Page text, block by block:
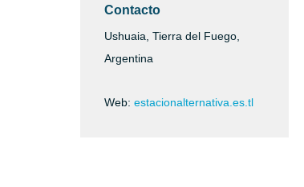
Contacto
Ushuaia, Tierra del Fuego,
Argentina
Web: estacionalternativa.es.tl